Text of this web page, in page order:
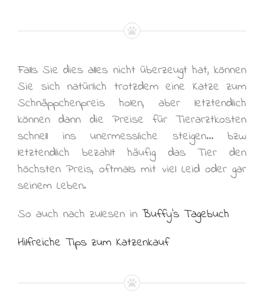
Falls Sie dies alles nicht überzeugt hat, können
Sie sich natürlich trotzdem eine Katze zum
Schnäppchenpreis holen, aber letztendlich
können dann die Preise für Tierarztkosten
schnell ins unermessliche steigen… bzw
letztendlich bezahlt häufig das Tier den
höchsten Preis, oftmals mit viel Leid oder gar
seinem Leben.
So auch nach zulesen in Buffy’s Tagebuch
Hilfreiche Tips zum Katzenkauf